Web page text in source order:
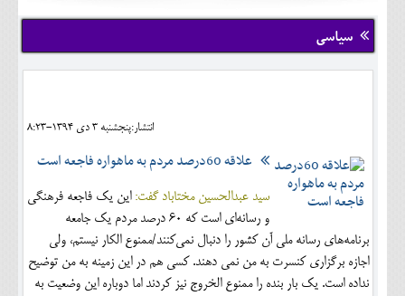
تماس با ما
وبلاگ
کلینیک
حقوقی
محیط زیست و گردشگری
فرهنگی و هنری
سیاسی
انتشار:پنجشنبه 3 دی 1394-8:23
علاقه 60درصد مردم به ماهواره‌ فاجعه است
سید عبدالحسین مختاباد گفت: اين يك فاجعه فرهنگي
و رسانه‌اي است كه 60 درصد مردم يك جامعه
برنامه‌هاي رسانه ملي آن كشور را دنبال نمي‌كنند/ممنوع الکار نیستم، ولی
اجازه برگزاری کنسرت به من نمی دهند. كسي هم در اين زمينه به من توضيح
نداده است. يك بار بنده را ممنوع الخروج نيز كردند اما دوباره اين وضعيت به